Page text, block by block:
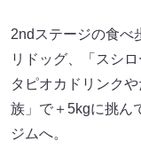
2ndステージの食べ
リドッグ、「スシ
タピオカドリンク
族」で＋5kgに挑ん
ジムへ。